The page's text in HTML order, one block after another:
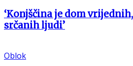
‘Konjščina je dom
srčanih ljudi’
Oblok